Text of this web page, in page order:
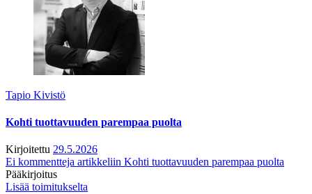
Tapio Kivistö
Kohti tuottavuuden parempaa puolta
Kirjoitettu 29.5.2026
Ei kommentteja artikkeliin Kohti tuottavuuden parempaa puolta
Pääkirjoitus
Lisää toimitukselta